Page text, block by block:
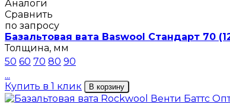
Аналоги
Сравнить
по запросу
Базальтовая вата Baswool Стандарт 70
Толщина, мм
50 60 70 80 90
...
Купить в 1 клик
В корзину